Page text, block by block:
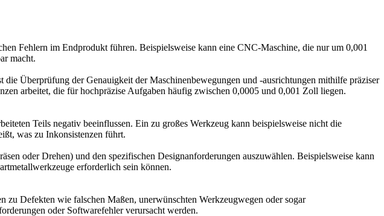
Fehlern im Endprodukt führen. Beispielsweise kann eine CNC-Maschine, die nur um 0,001
macht.
Überprüfung der Genauigkeit der Maschinenbewegungen und -ausrichtungen mithilfe präziser
arbeitet, die für hochpräzise Aufgaben häufig zwischen 0,0005 und 0,001 Zoll liegen.
Teils negativ beeinflussen. Ein zu großes Werkzeug kann beispielsweise nicht die
was zu Inkonsistenzen führt.
oder Drehen) und den spezifischen Designanforderungen auszuwählen. Beispielsweise kann
erforderlich sein können.
Defekten wie falschen Maßen, unerwünschten Werkzeugwegen oder sogar
oder Softwarefehler verursacht werden.